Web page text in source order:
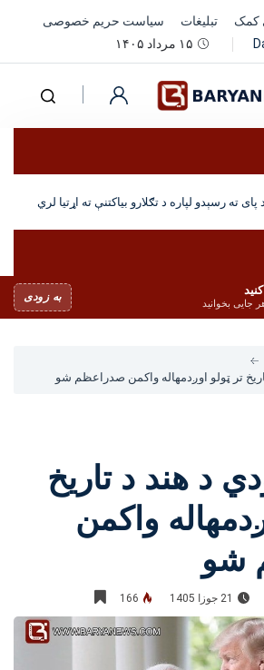
کمک تبلیغات
سیاست حریم خصوصی
۱۵ مرداد ۱۴۰۵
ته رسېدو لپاره د تګلارو بیاکتنې ته اړتیا لري
جایی بخوانید
به زودی
تر ټولو اوږدمهاله واکمن صدراعظم شو
د هند د تاریخ
واکمن
شو
21 جوزا 1405 166